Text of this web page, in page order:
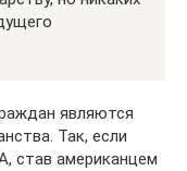
являются
Так, если
став американцем